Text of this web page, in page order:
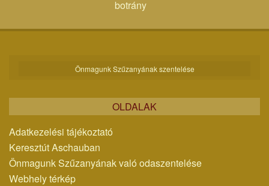
botrány
Önmagunk Szűzanyának szentelése
OLDALAK
Adatkezelési tájékoztató
Keresztút Aschauban
Önmagunk Szűzanyának való odaszentelése
Webhely térkép